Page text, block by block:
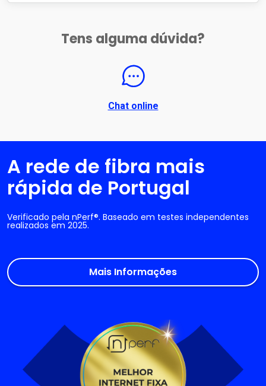
Tens alguma dúvida?
Chat online
A rede de fibra mais
rápida de Portugal
Verificado pela nPerf®. Baseado em testes independentes
realizados em 2025.
Mais Informações